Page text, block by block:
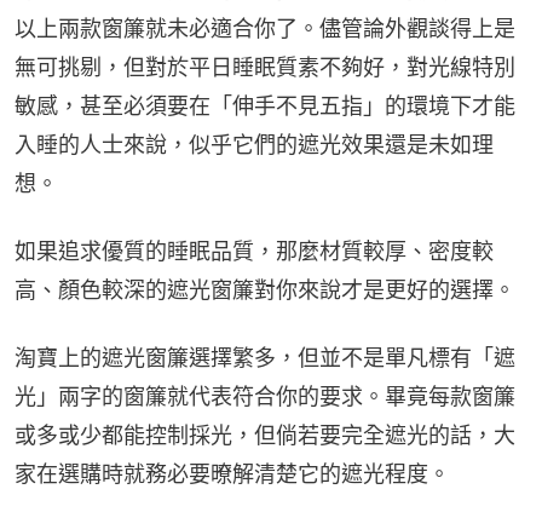
以上兩款窗簾就未必適合你了。儘管論外觀談得上是
無可挑剔，但對於平日睡眠質素不夠好，對光線特別
敏感，甚至必須要在「伸手不見五指」的環境下才能
入睡的人士來說，似乎它們的遮光效果還是未如理
想。
如果追求優質的睡眠品質，那麼材質較厚、密度較
高、顏色較深的遮光窗簾對你來說才是更好的選擇。
淘寶上的遮光窗簾選擇繁多，但並不是單凡標有「遮
光」兩字的窗簾就代表符合你的要求。畢竟每款窗簾
或多或少都能控制採光，但倘若要完全遮光的話，大
家在選購時就務必要暸解清楚它的遮光程度。